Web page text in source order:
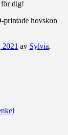
för dig!
printade hovskon
av Sylvia.